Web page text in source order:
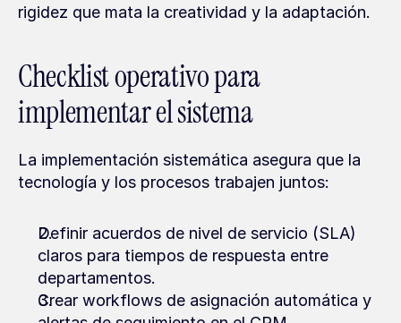
rigidez que mata la creatividad y la adaptación.
Checklist operativo para
implementar el sistema
La implementación sistemática asegura que la
tecnología y los procesos trabajen juntos:
Definir acuerdos de nivel de servicio (SLA)
claros para tiempos de respuesta entre
departamentos.
Crear workflows de asignación automática y